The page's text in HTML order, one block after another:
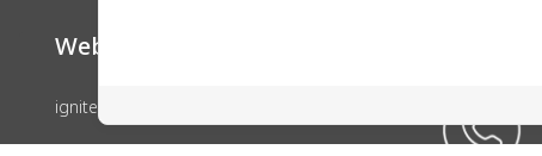
Website
ignite by OnDemand